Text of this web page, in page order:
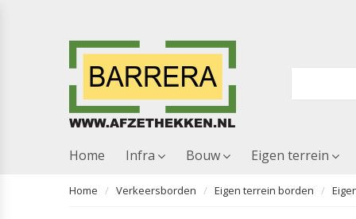
Home Infra Bouw Eigen terrein
Home Verkeersborden Eigen terrein borden